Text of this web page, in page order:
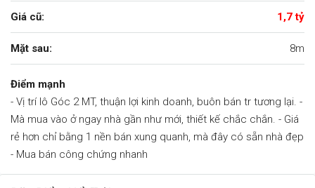
Giá cũ: 1,7 tỷ
Mặt sau: 8m
Điểm mạnh
- Vị trí lô Góc 2 MT, thuận lợi kinh doanh, buôn bán tr tương lại. -
Mà mua vào ở ngay nhà gần như mới, thiết kế chắc chắn. - Giá
rẻ hơn chỉ bằng 1 nền bán xung quanh, mà đây có sẵn nhà đẹp
- Mua bán công chứng nhanh